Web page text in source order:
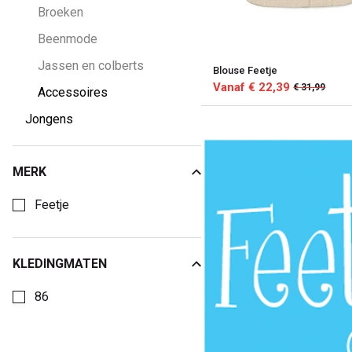
Broeken
Beenmode
Jassen en colberts
Accessoires
Jongens
MERK
Feetje
KLEDINGMATEN
Kies een Kledingmaten om op te filteren
86
Blouse Feetje
Vanaf € 22,39 € 31,99